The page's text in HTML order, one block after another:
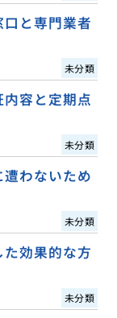
と専門業者
未分類
容と定期点
未分類
わないため
未分類
効果的な方
未分類